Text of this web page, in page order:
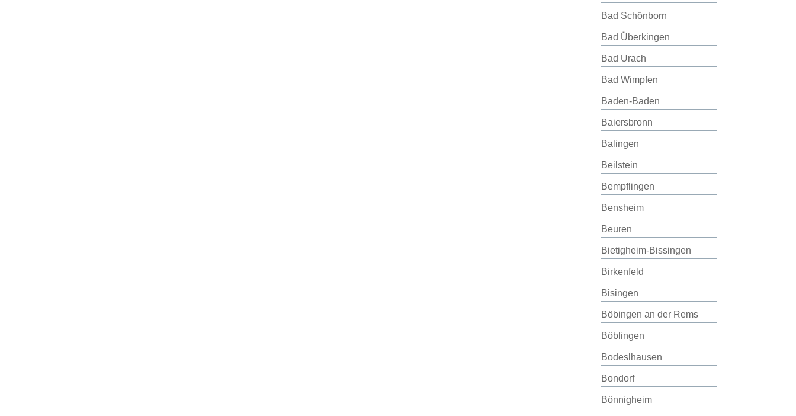
Bad Schönborn
Bad Überkingen
Bad Urach
Bad Wimpfen
Baden-Baden
Baiersbronn
Balingen
Beilstein
Bempflingen
Bensheim
Beuren
Bietigheim-Bissingen
Birkenfeld
Bisingen
Böbingen an der Rems
Böblingen
Bodeslhausen
Bondorf
Bönnigheim